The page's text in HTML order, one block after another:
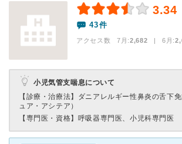
3.34
43件
アクセス数 7月:2,682 | 6月:
小児気管支喘息について
【診療・治療法】 ダニアレルギー性鼻炎の舌下
ュア・アシテア）
【専門医・資格】 呼吸器専門医、小児科専門医